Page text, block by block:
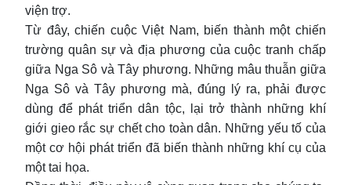
viện trợ.
Từ đây, chiến cuộc Việt Nam, biến thành một chiến
trường quân sự và địa phương của cuộc tranh chấp
giữa Nga Sô và Tây phương. Những mâu thuẫn giữa
Nga Sô và Tây phương mà, đúng lý ra, phải được
dùng để phát triển dân tộc, lại trở thành những khí
giới gieo rắc sự chết cho toàn dân. Những yếu tố của
một cơ hội phát triển đã biến thành những khí cụ của
một tai họa.